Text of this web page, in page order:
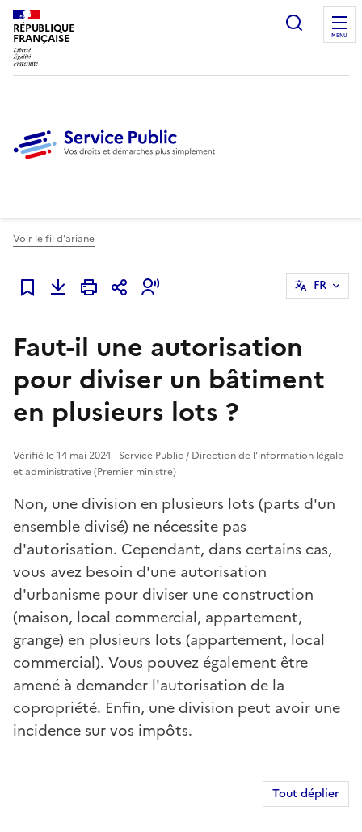
RÉPUBLIQUE
FRANÇAISE
Ouvrir
MENU
Voir le fil d'ariane
Ajouter à mes favoris
FR
Faut-il une autorisation
pour diviser un bâtiment
en plusieurs lots ?
Vérifié le 14 mai 2024 - Service Public / Direction de l'information légale
et administrative (Premier ministre)
Non, une division en plusieurs lots (parts d'un
ensemble divisé) ne nécessite pas
d'autorisation. Cependant, dans certains cas,
vous avez besoin d'une autorisation
d'urbanisme pour diviser une construction
(maison, local commercial, appartement,
grange) en plusieurs lots (appartement, local
commercial). Vous pouvez également être
amené à demander l'autorisation de la
copropriété. Enfin, une division peut avoir une
incidence sur vos impôts.
Tout déplier